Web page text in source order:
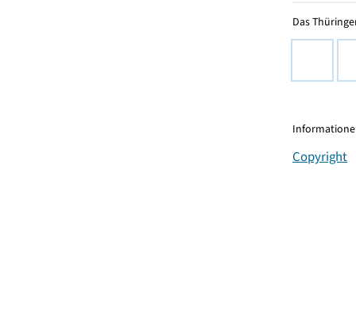
Das
Copyright